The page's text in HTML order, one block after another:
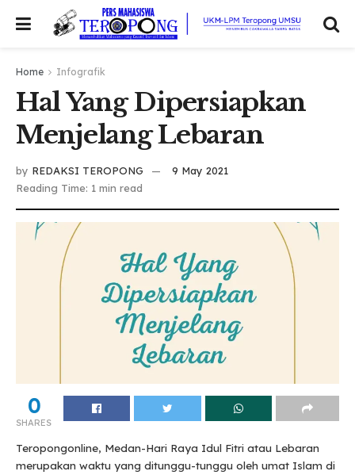
Home Infografik
Hal Yang Dipersiapkan
Menjelang Lebaran
by REDAKSI TEROPONG
9 May 2021
Reading Time: 1 min read
0
SHARES
Teropongonline, Medan-Hari Raya Idul Fitri atau Lebaran
merupakan waktu yang ditunggu-tunggu oleh umat Islam di